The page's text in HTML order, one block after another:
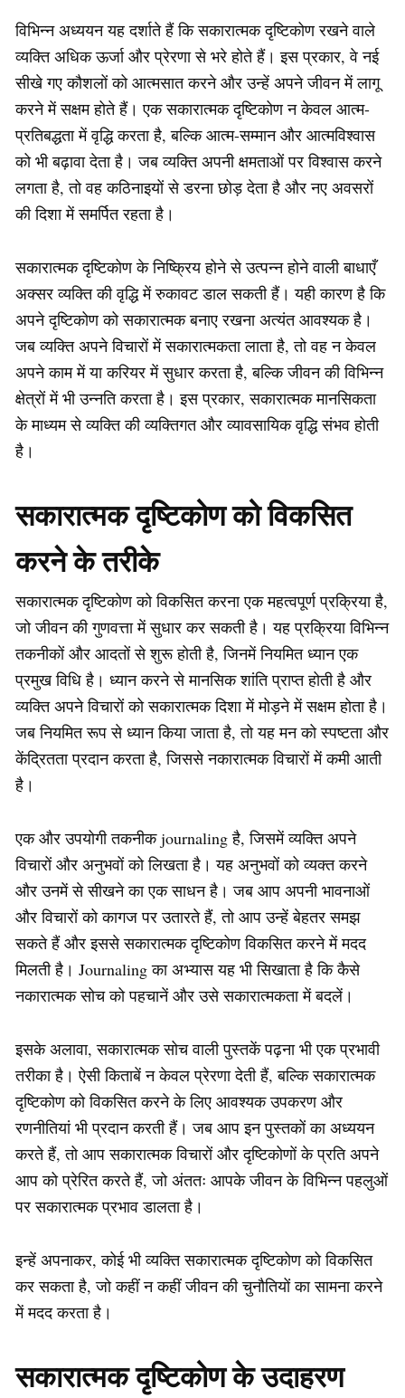
विभिन्न अध्ययन यह दर्शाते हैं कि सकारात्मक दृष्टिकोण रखने वाले
व्यक्ति अधिक ऊर्जा और प्रेरणा से भरे होते हैं। इस प्रकार, वे नई
सीखे गए कौशलों को आत्मसात करने और उन्हें अपने जीवन में लागू
करने में सक्षम होते हैं। एक सकारात्मक दृष्टिकोण न केवल आत्म-
प्रतिबद्धता में वृद्धि करता है, बल्कि आत्म-सम्मान और आत्मविश्वास
को भी बढ़ावा देता है। जब व्यक्ति अपनी क्षमताओं पर विश्वास करने
लगता है, तो वह कठिनाइयों से डरना छोड़ देता है और नए अवसरों
की दिशा में समर्पित रहता है।
सकारात्मक दृष्टिकोण के निष्क्रिय होने से उत्पन्न होने वाली बाधाएँ
अक्सर व्यक्ति की वृद्धि में रुकावट डाल सकती हैं। यही कारण है कि
अपने दृष्टिकोण को सकारात्मक बनाए रखना अत्यंत आवश्यक है।
जब व्यक्ति अपने विचारों में सकारात्मकता लाता है, तो वह न केवल
अपने काम में या करियर में सुधार करता है, बल्कि जीवन की विभिन्न
क्षेत्रों में भी उन्नति करता है। इस प्रकार, सकारात्मक मानसिकता
के माध्यम से व्यक्ति की व्यक्तिगत और व्यावसायिक वृद्धि संभव होती
है।
सकारात्मक दृष्टिकोण को विकसित
करने के तरीके
सकारात्मक दृष्टिकोण को विकसित करना एक महत्वपूर्ण प्रक्रिया है,
जो जीवन की गुणवत्ता में सुधार कर सकती है। यह प्रक्रिया विभिन्न
तकनीकों और आदतों से शुरू होती है, जिनमें नियमित ध्यान एक
प्रमुख विधि है। ध्यान करने से मानसिक शांति प्राप्त होती है और
व्यक्ति अपने विचारों को सकारात्मक दिशा में मोड़ने में सक्षम होता है।
जब नियमित रूप से ध्यान किया जाता है, तो यह मन को स्पष्टता और
केंद्रितता प्रदान करता है, जिससे नकारात्मक विचारों में कमी आती
है।
एक और उपयोगी तकनीक journaling है, जिसमें व्यक्ति अपने
विचारों और अनुभवों को लिखता है। यह अनुभवों को व्यक्त करने
और उनमें से सीखने का एक साधन है। जब आप अपनी भावनाओं
और विचारों को कागज पर उतारते हैं, तो आप उन्हें बेहतर समझ
सकते हैं और इससे सकारात्मक दृष्टिकोण विकसित करने में मदद
मिलती है। Journaling का अभ्यास यह भी सिखाता है कि कैसे
नकारात्मक सोच को पहचानें और उसे सकारात्मकता में बदलें।
इसके अलावा, सकारात्मक सोच वाली पुस्तकें पढ़ना भी एक प्रभावी
तरीका है। ऐसी किताबें न केवल प्रेरणा देती हैं, बल्कि सकारात्मक
दृष्टिकोण को विकसित करने के लिए आवश्यक उपकरण और
रणनीतियां भी प्रदान करती हैं। जब आप इन पुस्तकों का अध्ययन
करते हैं, तो आप सकारात्मक विचारों और दृष्टिकोणों के प्रति अपने
आप को प्रेरित करते हैं, जो अंततः आपके जीवन के विभिन्न पहलुओं
पर सकारात्मक प्रभाव डालता है।
इन्हें अपनाकर, कोई भी व्यक्ति सकारात्मक दृष्टिकोण को विकसित
कर सकता है, जो कहीं न कहीं जीवन की चुनौतियों का सामना करने
में मदद करता है।
सकारात्मक दृष्टिकोण के उदाहरण